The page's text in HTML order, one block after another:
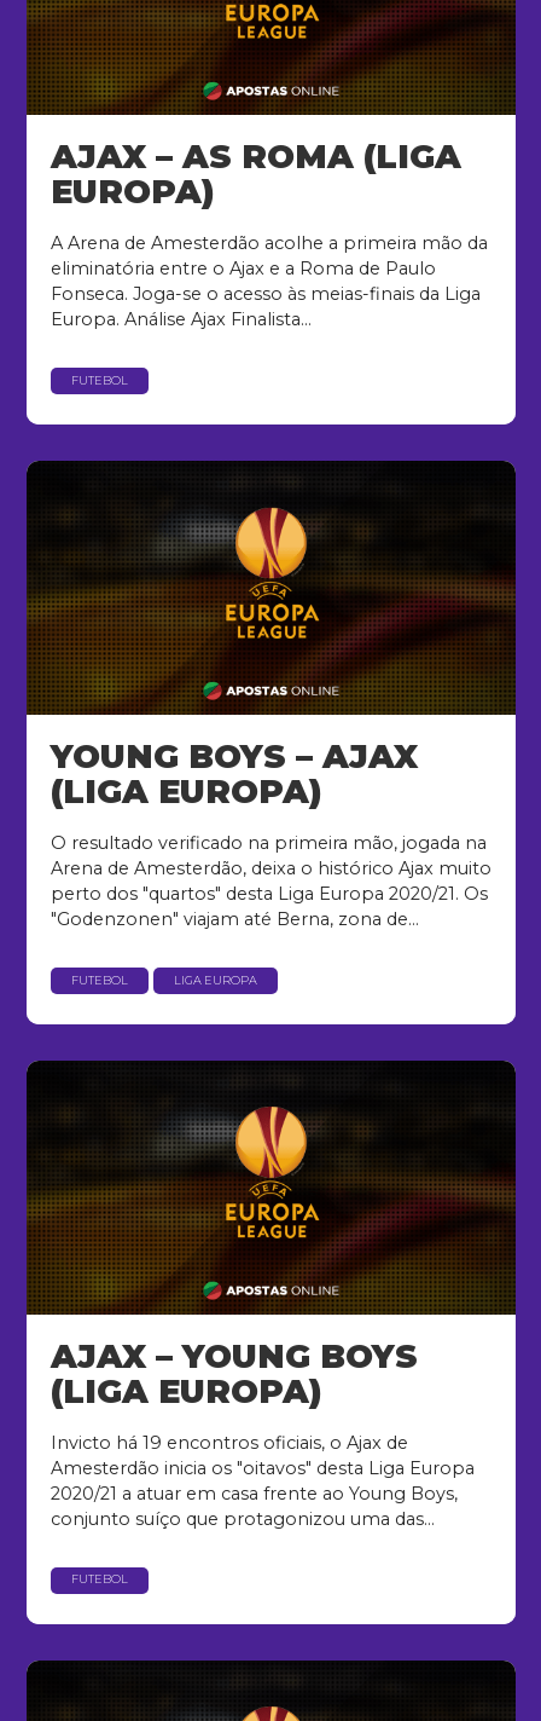
AJAX – AS ROMA (LIGA
EUROPA)
A Arena de Amesterdão acolhe a primeira mão da
eliminatória entre o Ajax e a Roma de Paulo
Fonseca. Joga-se o acesso às meias-finais da Liga
Europa. Análise Ajax Finalista...
FUTEBOL
YOUNG BOYS – AJAX
(LIGA EUROPA)
O resultado verificado na primeira mão, jogada na
Arena de Amesterdão, deixa o histórico Ajax muito
perto dos "quartos" desta Liga Europa 2020/21. Os
"Godenzonen" viajam até Berna, zona de...
FUTEBOL LIGA EUROPA
AJAX – YOUNG BOYS
(LIGA EUROPA)
Invicto há 19 encontros oficiais, o Ajax de
Amesterdão inicia os "oitavos" desta Liga Europa
2020/21 a atuar em casa frente ao Young Boys,
conjunto suíço que protagonizou uma das...
FUTEBOL